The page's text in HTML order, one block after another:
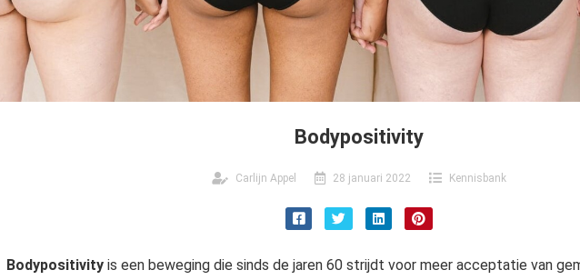
Bodypositivity
Carlijn Appel 28 januari 2022 Kennisbank
Bodypositivityis een beweging die sinds de jaren 60 strijdt voor meer acceptatie van